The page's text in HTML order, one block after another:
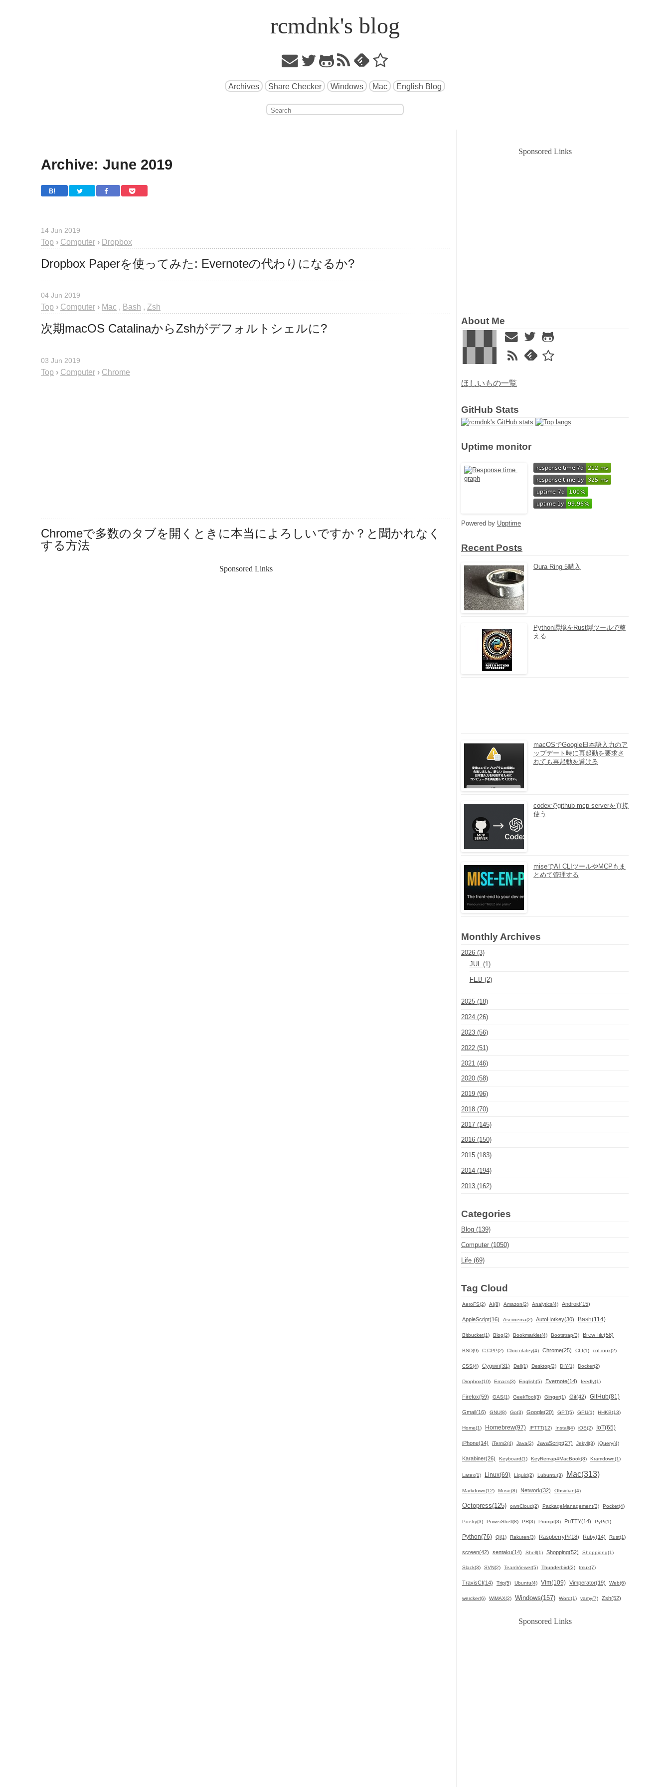
rcmdnk's blog
Archives Share Checker Windows Mac English Blog
Archive: June 2019
B!
14 Jun 2019
Top › Computer › Dropbox
Dropbox Paperを使ってみた: Evernoteの代わりになるか?
04 Jun 2019
Top › Computer › Mac , Bash , Zsh
次期macOS CatalinaからZshがデフォルトシェルに?
03 Jun 2019
Top › Computer › Chrome
Chromeで多数のタブを開くときに本当によろしいですか？と聞かれなく
する方法
Sponsored Links
Sponsored Links
About Me
ほしいもの一覧
GitHub Stats
Uptime monitor
Powered by Upptime
Recent Posts
Oura Ring 5購入
Python環境をRust製ツールで整
える
macOSでGoogle日本語入力のア
ップデート時に再起動を要求さ
れても再起動を避ける
codexでgithub-mcp-serverを直接
使う
miseでAI CLIツールやMCPもま
とめて管理する
Monthly Archives
2026 (3)
JUL (1)
FEB (2)
2025 (18)
2024 (26)
2023 (56)
2022 (51)
2021 (46)
2020 (58)
2019 (96)
2018 (70)
2017 (145)
2016 (150)
2015 (183)
2014 (194)
2013 (162)
Categories
Blog (139)
Computer (1050)
Life (69)
Tag Cloud
AeroFS(2) AI(8) Amazon(2) Analytics(4) Android(15)
AppleScript(16) Asciinema(2) AutoHotkey(30) Bash(114)
Bitbucket(1) Blog(2) Bookmarklet(4) Bootstrap(3) Brew-file(58)
BSD(9) C-CPP(2) Chocolatey(4) Chrome(25) CLI(1) coLinux(2)
CSS(4) Cygwin(31) Dell(1) Desktop(2) DIY(1) Docker(2)
Dropbox(10) Emacs(3) English(5) Evernote(14) feedly(1)
Firefox(59) GAS(1) GeekTool(3) Ginger(1) Git(42) GitHub(81)
Gmail(16) GNU(8) Go(3) Google(20) GPT(5) GPU(1) HHKB(13)
Home(1) Homebrew(97) IFTTT(12) Install(4) iOS(2) IoT(65)
iPhone(14) iTerm2(4) Java(2) JavaScript(27) Jekyll(3) jQuery(4)
Karabiner(26) Keyboard(1) KeyRemap4MacBook(8) Kramdown(1)
Latex(1) Linux(69) Liquid(2) Lubuntu(3) Mac(313)
Markdown(12) Music(8) Network(32) Obsidian(4)
Octopress(125) ownCloud(2) PackageManagement(3) Pocket(4)
Poetry(3) PowerShell(8) PR(3) Prompt(3) PuTTY(14) PyPi(1)
Python(76) Qi(1) Rakuten(3) RaspberryPi(18) Ruby(14) Rust(1)
screen(42) sentaku(14) Shell(1) Shopping(52) Shoppiong(1)
Slack(3) SVN(2) TeamViewer(5) Thunderbird(2) tmux(7)
TravisCI(14) Trip(5) Ubuntu(4) Vim(109) Vimperator(19) Web(6)
wercker(6) WiMAX(2) Windows(157) Word(1) yamy(7) Zsh(52)
Sponsored Links